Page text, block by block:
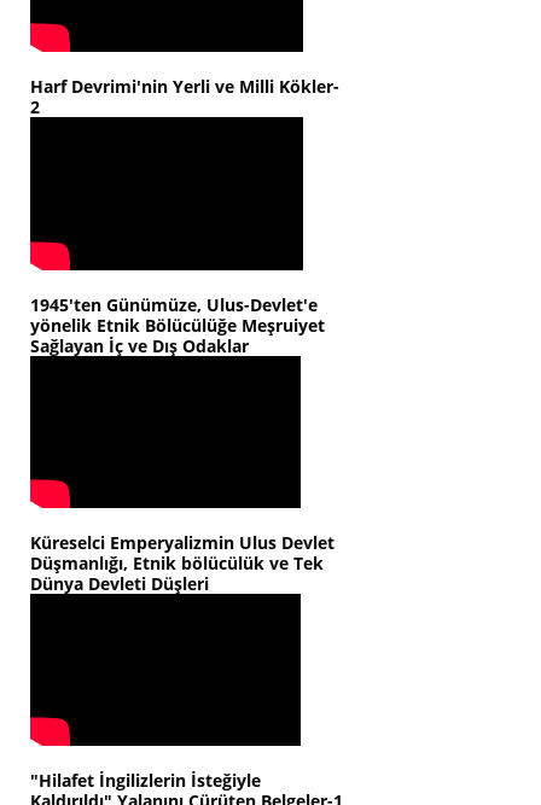
Harf Devrimi'nin Yerli ve Milli Kökler-
2
1945'ten Günümüze, Ulus-Devlet'e
yönelik Etnik Bölücülüğe Meşruiyet
Sağlayan İç ve Dış Odaklar
Küreselci Emperyalizmin Ulus Devlet
Düşmanlığı, Etnik bölücülük ve Tek
Dünya Devleti Düşleri
"Hilafet İngilizlerin İsteğiyle